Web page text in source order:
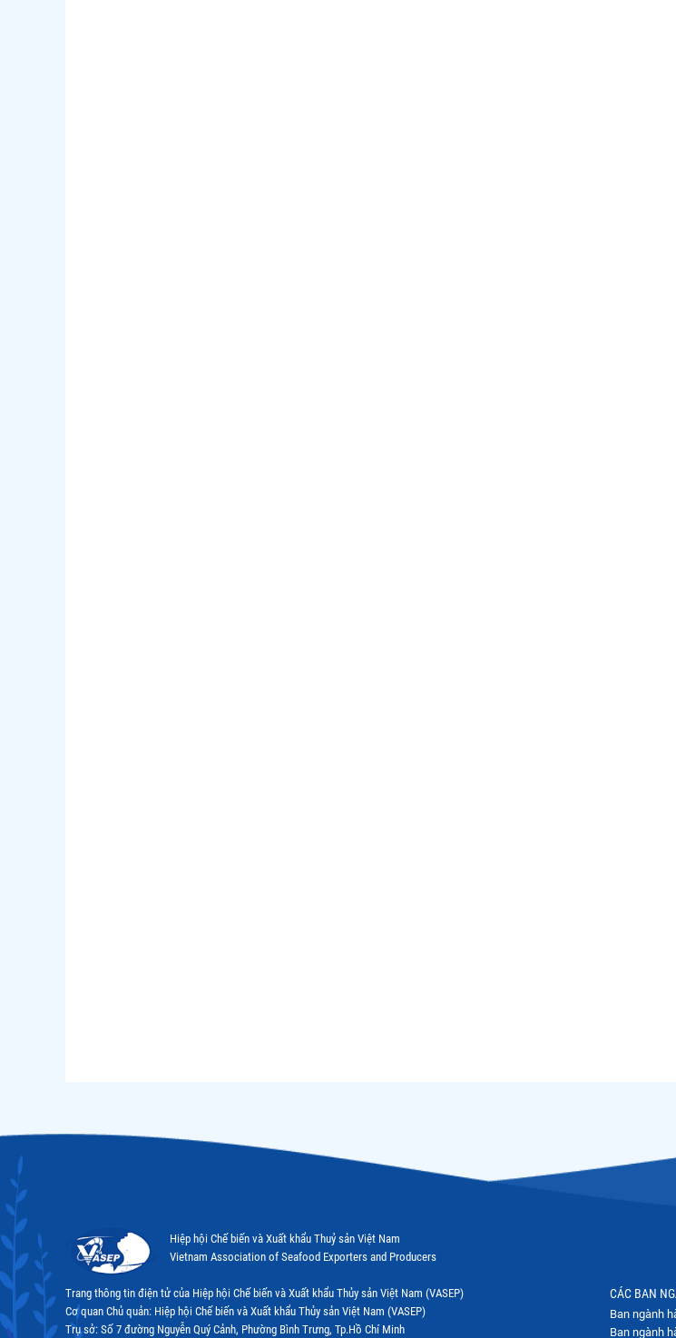
Hiệp hội Chế biến và Xuất khẩu Thuỷ sản Việt Nam
Vietnam Association of Seafood Exporters and Producers
Trang thông tin điện tử của Hiệp hội Chế biến và Xuất khẩu Thủy sản Việt Nam (VASEP)
Cơ quan Chủ quản: Hiệp hội Chế biến và Xuất khẩu Thủy sản Việt Nam (VASEP)
Trụ sở: Số 7 đường Nguyễn Quý Cảnh, Phường Bình Trưng, Tp.Hồ Chí Minh
CÁC BAN
Ban ngành
Ban ngành